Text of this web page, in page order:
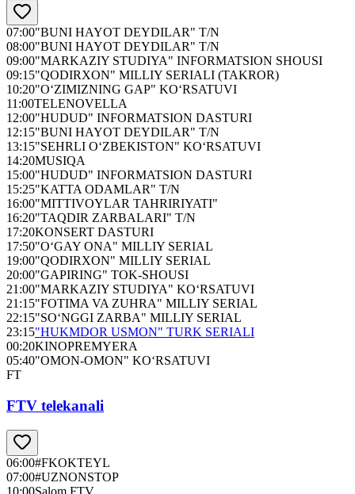
07:00"BUNI HAYOT DEYDILAR" T/N
08:00"BUNI HAYOT DEYDILAR" T/N
09:00"MARKAZIY STUDIYA" INFORMATSION SHOUSI
09:15"QODIRXON" MILLIY SERIALI (TAKROR)
10:20"O‘ZIMIZNING GAP" KO‘RSATUVI
11:00TELENOVELLA
12:00"HUDUD" INFORMATSION DASTURI
12:15"BUNI HAYOT DEYDILAR" T/N
13:15"SEHRLI O‘ZBEKISTON" KO‘RSATUVI
14:20MUSIQA
15:00"HUDUD" INFORMATSION DASTURI
15:25"KATTA ODAMLAR" T/N
16:00"MITTIVOYLAR TAHRIRIYATI"
16:20"TAQDIR ZARBALARI" T/N
17:20KONSERT DASTURI
17:50"O‘GAY ONA" MILLIY SERIAL
19:00"QODIRXON" MILLIY SERIAL
20:00"GAPIRING" TOK-SHOUSI
21:00"MARKAZIY STUDIYA" KO‘RSATUVI
21:15"FOTIMA VA ZUHRA" MILLIY SERIAL
22:15"SO‘NGGI ZARBA" MILLIY SERIAL
23:15"HUKMDOR USMON" TURK SERIALI
00:20KINOPREMYERA
05:40"OMON-OMON" KO‘RSATUVI
FT
FTV telekanali
06:00#FKOKTEYL
07:00#UZNONSTOP
10:00Salom FTV